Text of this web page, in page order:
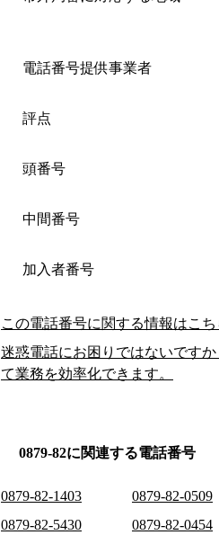
電話番号提供事業者
評点
頭番号
中間番号
加入者番号
この電話番号に関する情報はこち
迷惑電話にお困りではないです
て業務を効率化できます。
0879-82に関連する電話番号
0879-82-1403 0879-82-0509
0879-82-5430
0879-82-0454